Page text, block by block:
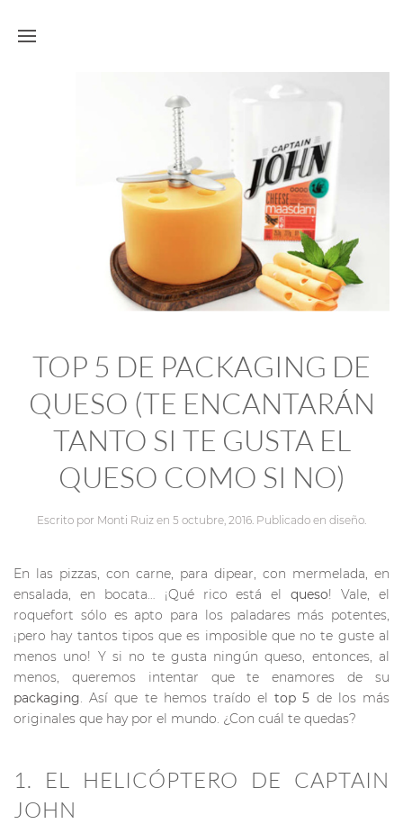
TOP 5 DE PACKAGING DE
QUESO (TE ENCANTARÁN
TANTO SI TE GUSTA EL
QUESO COMO SI NO)
Escrito por Monti Ruiz en 5 octubre, 2016 . Publicado en diseño
En las pizzas, con carne, para dipear, con mermelada, en
ensalada, en bocata… ¡Qué rico está elqueso! Vale, el
roquefort sólo es apto para los paladares más potentes,
¡pero hay tantos tipos que es imposible que no te guste al
menos uno! Y si no te gusta ningún queso, entonces, al
menos, queremos intentar que te enamores de su
packaging . Así que te hemos traído eltop 5 de los más
originales que hay por el mundo. ¿Con cuál te quedas?
1. EL HELICÓPTERO DE CAPTAIN
JOHN